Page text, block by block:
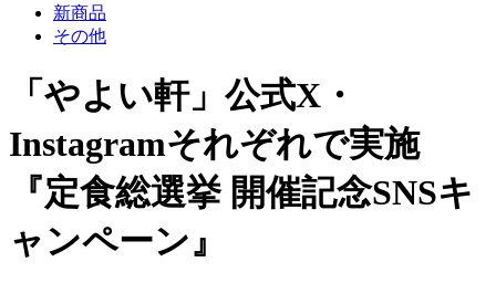
新商品
その他
「やよい軒」公式X・
Instagramそれぞれで実施
『定食総選挙 開催記念SNSキ
ャンペーン』